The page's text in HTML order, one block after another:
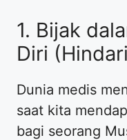
​1. Bijak
Diri
​Dunia medis
saat kita
bagi seorang